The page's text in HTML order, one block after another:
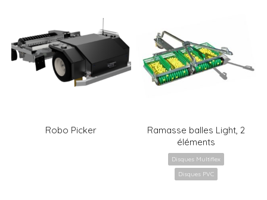
Robo Picker
Ramasse balles Light, 2
éléments
Disques Multiflex
Disques PVC